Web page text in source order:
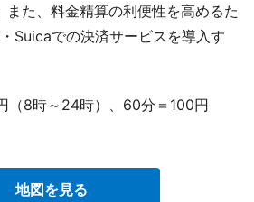
また、料金精算の利便性を高めるた
Suicaでの決済サービスを導入す
8時～24時）、60分＝100円
地図を見る